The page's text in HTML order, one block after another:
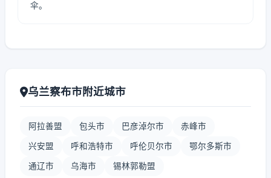
伞。
乌兰察布市附近城市
阿拉善盟 包头市 巴彦淖尔市 赤峰市
兴安盟 呼和浩特市 呼伦贝尔市 鄂尔多斯市
通辽市 乌海市 锡林郭勒盟